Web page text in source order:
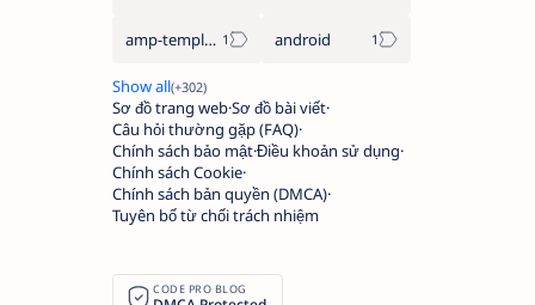
amp-template android
Sơ đồ trang webSơ đồ bài viết
Câu hỏi thường gặp (FAQ)
Chính sách bảo mậtĐiều khoản sử dụng
Chính sách Cookie
Chính sách bản quyền (DMCA)
Tuyên bố từ chối trách nhiệm
CODE PRO BLOG